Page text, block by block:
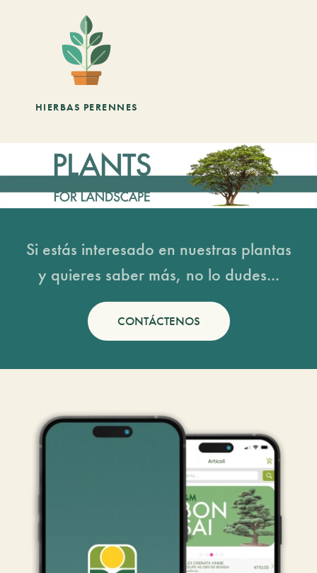
HIERBAS PERENNES
Si estás interesado en nuestras plantas
y quieres saber más, no lo dudes...
CONTÁCTENOS